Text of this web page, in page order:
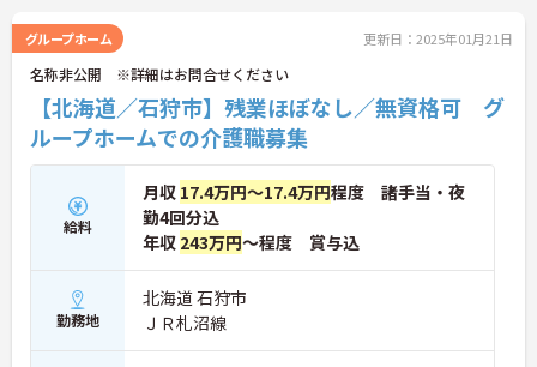
グループホーム 更新日：2025年01月21日
名称非公開 ※詳細はお問合せください
【北海道／石狩市】残業ほぼなし／無資格可 グ
ループホームでの介護職募集
給料
月収 17.4万円～17.4万円程度 諸手当・夜
勤4回分込
年収 243万円～程度 賞与込
勤務地
北海道 石狩市
ＪＲ札沼線